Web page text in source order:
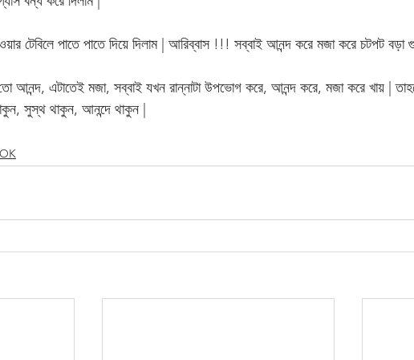
টেবিলে পাতে পাতে দিয়ে দিলাম | আরিব্বাস !!! সব্বাই আনন্দ করে মজা করে চটপট
আনন্দ, এটাতেই মজা, সব্বাই যখন রান্নাটা উপভোগ করে, আনন্দ করে, মজা করে খায় |
সুস্থ থাকুন, আনন্দে থাকুন |